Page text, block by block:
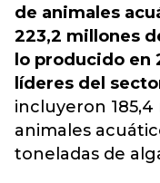
de animales
223,2 millones
lo producido en
líderes del
incluyeron
animales
toneladas de